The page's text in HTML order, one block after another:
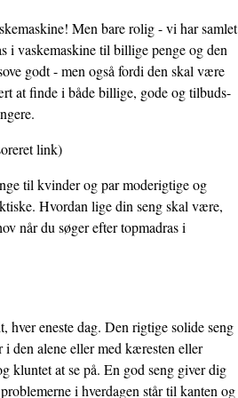
Men bare rolig - vi har samlet
i vaskemaskine til billige penge og den
godt - men også fordi den skal være
at finde i både billige, gode og tilbuds-
link)
til kvinder og par moderigtige og
Hvordan lige din seng skal være,
når du søger efter topmadras i
hver eneste dag. Den rigtige solide seng
den alene eller med kæresten eller
kluntet at se på. En god seng giver dig
i hverdagen står til kanten og